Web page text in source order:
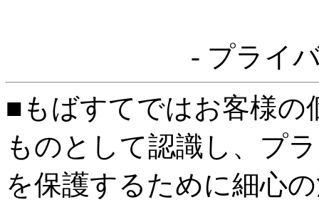
- プライ
■もばすてではお客様の
ものとして認識し、プ
を保護するために細心